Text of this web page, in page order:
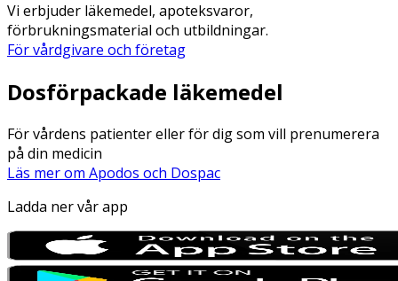
Vi erbjuder läkemedel, apoteksvaror,
förbrukningsmaterial och utbildningar.
För vårdgivare och företag
Dosförpackade läkemedel
För vårdens patienter eller för dig som vill prenumerera
på din medicin
Läs mer om Apodos och Dospac
Ladda ner vår app